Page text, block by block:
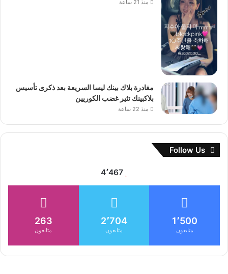
منذ 21 ساعة
مغادرة بلاك بينك ليسا السريعة بعد ذكرى تأسيس
بلاكبينك تثير غضب الكوريين
منذ 22 ساعة
Follow Us
4٬467
1٬500
متابعون
2٬704
متابعون
263
متابعون